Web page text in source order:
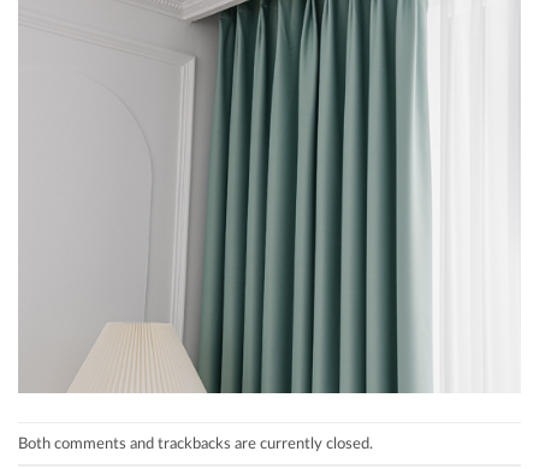
Both comments and trackbacks are currently closed.